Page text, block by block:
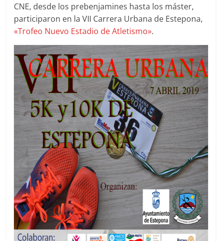
CNE, desde los prebenjamines hasta los máster,
participaron en la VII Carrera Urbana de Estepona,
«Trofeo Nuevo Estadio de Atletismo».